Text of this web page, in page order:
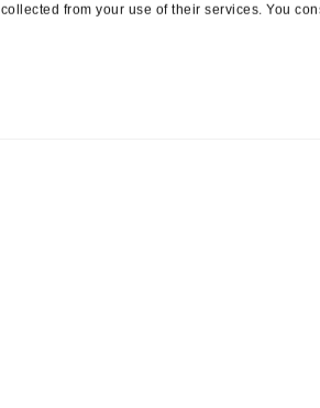
from your use of their services. You